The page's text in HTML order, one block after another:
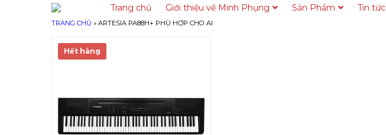
Trang chủ Giới thiệu về Minh Phụng Sản Phẩm Tin tức
TRANG CHỦ » ARTESIA PA88H+ PHÙ HỢP CHO AI
Hết hàng